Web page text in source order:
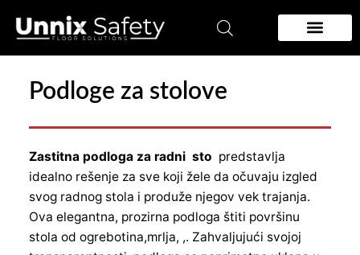
Podloge za stolove
Zastitna podloga za radni sto predstavlja
idealno rešenje za sve koji žele da očuvaju izgled
svog radnog stola i produže njegov vek trajanja.
Ova elegantna, prozirna podloga štiti površinu
stola od ogrebotina,mrlja, ,. Zahvaljujući svojoj